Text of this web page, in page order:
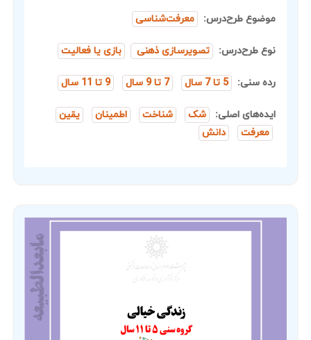
موضوع طرح‌درس: معرفت‌شناسی
نوع طرح‌درس: تصویرسازی ذهنی بازی یا فعالیت
رده سنی: 5 تا 7 سال 7 تا 9 سال 9 تا 11 سال
ایده‌های اصلی: شک شناخت اطمینان
یقین
معرفت
دانش